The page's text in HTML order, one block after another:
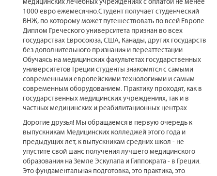
медицинских лечебных учреждениях с оплатой не менее
1000 евро ежемесячно.Студент получает студенческий
ВНЖ, по которому может путешествовать по всей Европе.
Диплом Греческого университета признан во всех
государствах Евросоюза, США, Канады, других государств
без дополнительного признания и переаттестации.
Обучаясь на медицинских факультетах государственных
университетов Греции студенты знакомятся с самыми
современными европейскими технологиями и самым
современным оборудованием. Практику проходят, как в
государственных медицинских учреждениях, так и в
частных медицинских и реабилитационных центрах.
Дорогие друзья! Мы обращаемся в первую очередь к
выпускникам Медицинских колледжей этого года и
предыдущих лет, к выпускникам средних школ - не
упустите свой шанс получения лучшего медицинского
образования на Земле Эскулапа и Гиппократа - в Греции.
Это фундаментальная подготовка, это практика, это